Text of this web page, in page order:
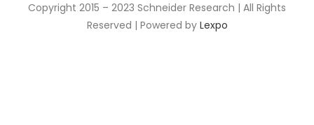
Copyright 2015 – 2023 Schneider Research | All Rights
Reserved | Powered by Lexpo